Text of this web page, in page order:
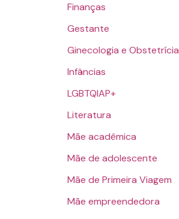
Finanças
Gestante
Ginecologia e Obstetrícia
Infâncias
LGBTQIAP+
Literatura
Mãe acadêmica
Mãe de adolescente
Mãe de Primeira Viagem
Mãe empreendedora